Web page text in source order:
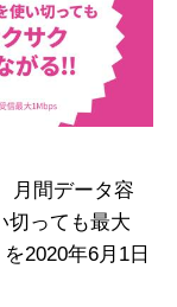
月間データ容
切っても最大
2020年6月1日